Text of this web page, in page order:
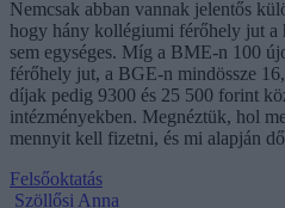
Nemcsak abban vannak jelentős
hogy hány kollégiumi férőhely jut a
sem egységes. Míg a BME-n 100
férőhely jut, a BGE-n mindössze
díjak pedig 9300 és 25 500 forint
intézményekben. Megnéztük, hol
mennyit kell fizetni, és mi alapján
Felsőoktatás
Szöllősi Anna